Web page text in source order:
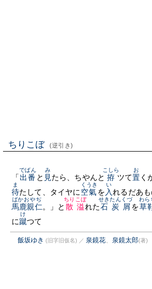
ちりこぼ (逆引き)
「出番
でばん
と 見
み
たら、ちやんと 拵
こしら
ツて置
お
く
待
ま
たして、タイヤに 空氣
くうき
を 入
い
れるだあ
馬鹿親仁
ばかおやぢ
。」と 散溢
ちりこぼ
れた石炭屑
せきたんくづ
を草
わら
に蹴
け
つて
飯坂ゆき (旧字旧仮名) ／ 泉鏡花、 泉鏡太郎(著)